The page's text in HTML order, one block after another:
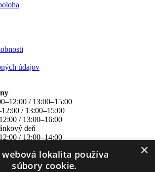
údajov
/ 13:00–15:00
/ 13:00–15:00
/ 13:00–16:00
deň
/ 13:00–14:00
×
webová lokalita používa
súbory cookie.